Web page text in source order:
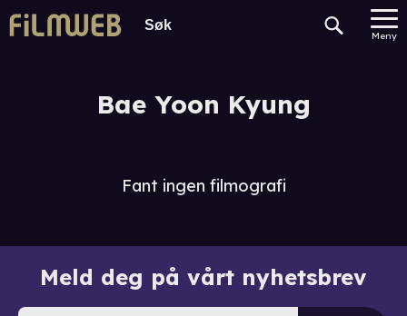
Meny
Bae Yoon Kyung
Fant ingen filmografi
Meld deg på vårt nyhetsbrev